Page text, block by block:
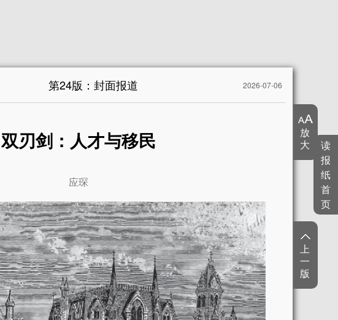
第24版：封面报道 2026-07-06
双刃剑：人才与移民
应琛
放
大
上
一
版
读
报
纸
首
页